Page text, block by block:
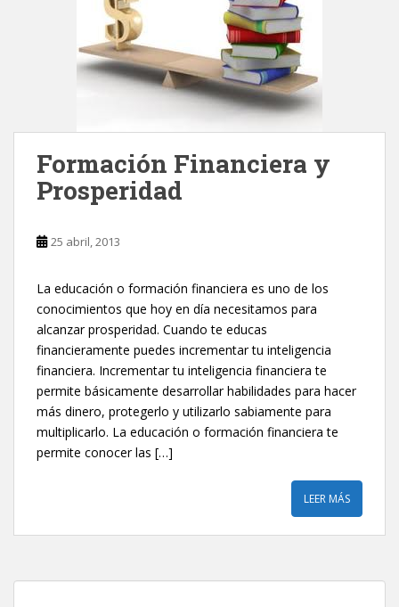
Formación Financiera y
Prosperidad
25 abril, 2013
La educación o formación financiera es uno de los
conocimientos que hoy en día necesitamos para
alcanzar prosperidad. Cuando te educas
financieramente puedes incrementar tu inteligencia
financiera. Incrementar tu inteligencia financiera te
permite básicamente desarrollar habilidades para hacer
más dinero, protegerlo y utilizarlo sabiamente para
multiplicarlo. La educación o formación financiera te
permite conocer las […]
LEER MÁS